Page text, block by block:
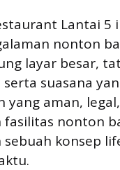
Lantai 5
nonton
layar besar,
suasana
aman,
nonton
konsep